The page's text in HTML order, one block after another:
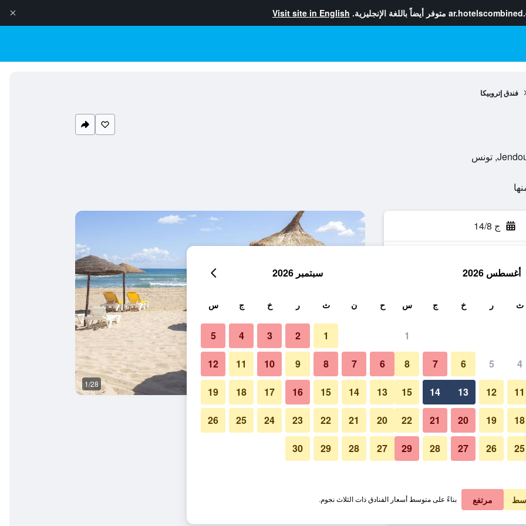
متوفر أيضاً باللغة الإنجليزية. Visit site in English
فندق إتروبيكا
ج 14/8
في الليلة
﷼ عرض الصفقة
﷼ عرض الصفقة
شاطئ 1/28
صور لـ فندق إتروبيكا
أغسطس 2026
ث ر خ ج س
1
4
5
6
7
8
11
12
13
14
15
18
19
20
21
22
25
26
27
28
29
سبتمبر 2026
ح ن ث ر خ ج س
1
2
3
4
5
6
7
8
9
10
11
12
13
14
15
16
17
18
19
20
21
22
23
24
25
26
27
28
29
30
مرتفع بناءً على متوسط أسعار الفنادق ذات الثلاث نجوم.